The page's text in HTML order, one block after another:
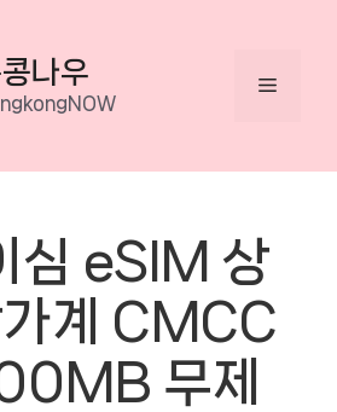
나우 Menu
심 eSIM 상
계 CMCC
무제